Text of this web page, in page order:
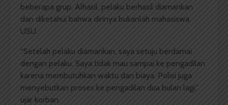
beberapa grup. Alhasil, pelaku berhasil diamankan
dan diketahui bahwa dirinya bukanlah mahasiswa
USU.
“Setelah pelaku diamankan, saya setuju berdamai
dengan pelaku. Saya tidak mau sampai ke pengadilan
karena membutuhkan waktu dan biaya. Polisi juga
menyebutkan proses ke pengadilan dua bulan lagi,”
ujar korban.